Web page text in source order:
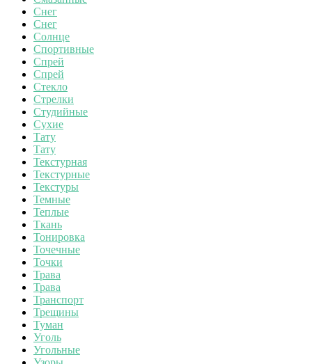
Снег
Снег
Солнце
Спортивные
Спрей
Спрей
Стекло
Стрелки
Студийные
Сухие
Тату
Тату
Текстурная
Текстурные
Текстуры
Темные
Теплые
Ткань
Тонировка
Точечные
Точки
Трава
Трава
Транспорт
Трещины
Туман
Уголь
Угольные